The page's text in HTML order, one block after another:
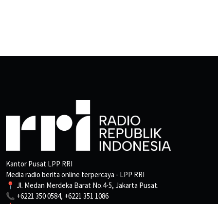
Kantor Pusat LPP RRI
Media radio berita online terpercaya - LPP RRI
📍 Jl. Medan Merdeka Barat No.4-5, Jakarta Pusat.
📞 +6221 350 0584, +6221 351 1086